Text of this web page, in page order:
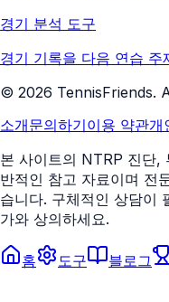
경기 분석 도구
경기 기록을 다음 연습 주
© 2026 TennisFriends.
소개문의하기이용 약관개
본 사이트의 NTRP 진단,
반적인 참고 자료이며 전
습니다. 구체적인 상담이
가와 상의하세요.
홈 도구 블로그